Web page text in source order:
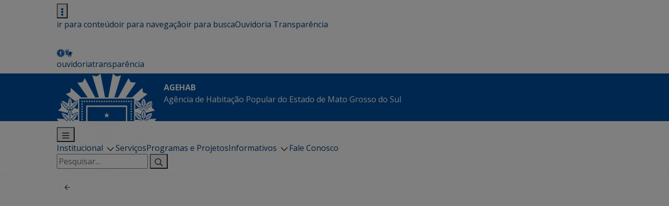
ir para conteúdoir para navegaçãoir para buscaOuvidoria Transparência
ouvidoriatransparência
AGEHAB
Agência de Habitação Popular do Estado de Mato Grosso do Sul
Institucional ServiçosProgramas e ProjetosInformativos
Fale Conosco
Pesquisar
por: